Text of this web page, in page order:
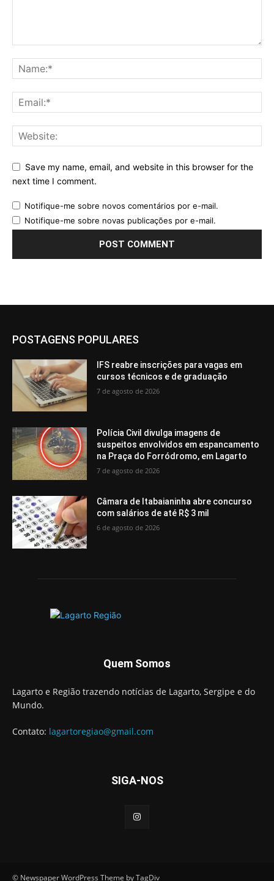
Save my name, email, and website in this browser for the
next time I comment.
Notifique-me sobre novos comentários por e-mail.
Notifique-me sobre novas publicações por e-mail.
POSTAGENS POPULARES
IFS reabre inscrições para vagas em
cursos técnicos e de graduação
7 de agosto de 2026
Polícia Civil divulga imagens de
suspeitos envolvidos em espancamento
na Praça do Forródromo, em Lagarto
7 de agosto de 2026
Câmara de Itabaianinha abre concurso
com salários de até R$ 3 mil
6 de agosto de 2026
Quem Somos
Lagarto e Região trazendo notícias de Lagarto, Sergipe e do
Mundo.
Contato: lagartoregiao@gmail.com
SIGA-NOS
© Newspaper WordPress Theme by TagDiv